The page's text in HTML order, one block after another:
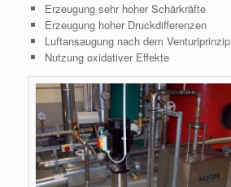
Erzeugung sehr hoher Schärkräfte
Erzeugung hoher Druckdifferenzen
Luftansaugung nach dem Venturiprinzip
Nutzung oxidativer Effekte